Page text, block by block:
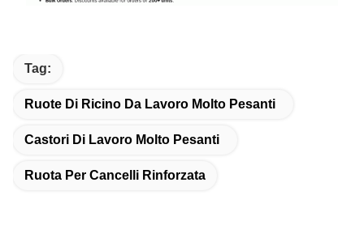
Tag:
Ruote Di Ricino Da Lavoro Molto Pesanti
Castori Di Lavoro Molto Pesanti
Ruota Per Cancelli Rinforzata